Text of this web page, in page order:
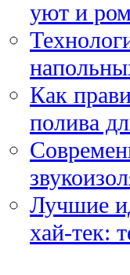
уют и
Как
полива
Лучшие
хай-тек: